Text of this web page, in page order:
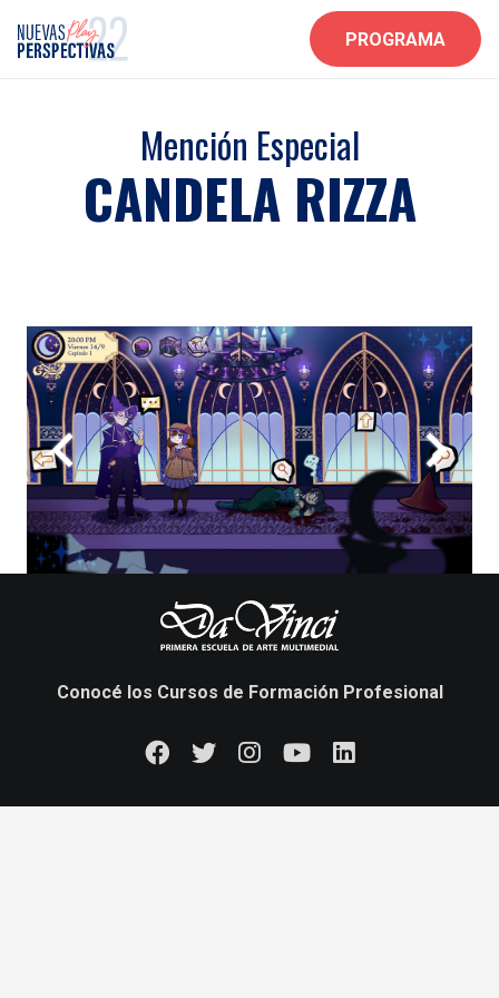
PROGRAMA
Mención Especial
CANDELA RIZZA
Conocé los Cursos de Formación Profesional